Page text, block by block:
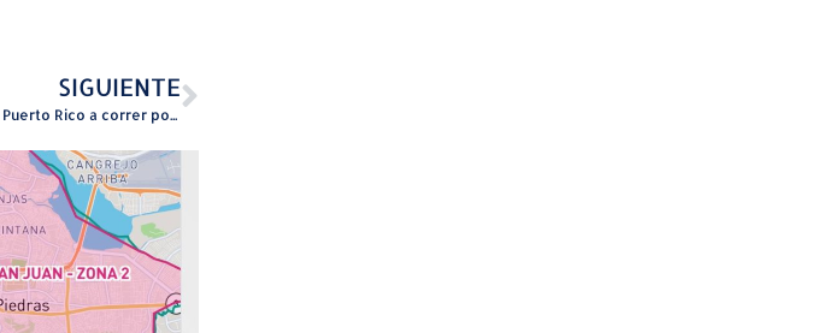
SIGUIENTE
Los Centros Sor Isolina Ferré convocan a Puerto Rico a correr por la solidaridad en su 5K 2026